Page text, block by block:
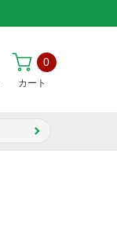
カート
0